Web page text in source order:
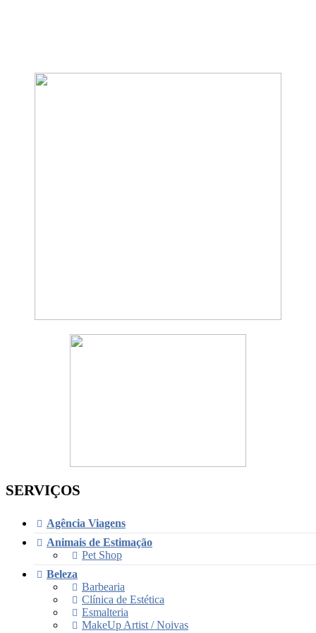
SERVIÇOS
Agência Viagens
Animais de Estimação
Pet Shop
Beleza
Barbearia
Clínica de Estética
Esmalteria
MakeUp Artist / Noivas